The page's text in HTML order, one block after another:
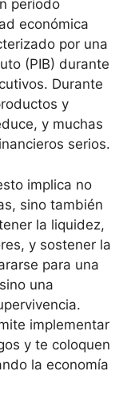
período
económica
por una
(PIB) durante
Durante
y
y muchas
serios.
implica no
sino también
la liquidez,
y sostener la
para una
una
implementar
y te coloquen
la economía